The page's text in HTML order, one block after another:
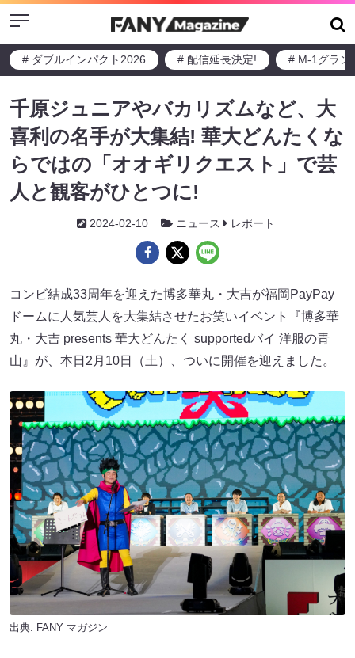
Menu
# ダブルインパクト2026 # 配信延長決定! # M-1グラン
千原ジュニアやバカリズムなど、大
喜利の名手が大集結! 華大どんたくな
らではの「オオギリクエスト」で芸
人と観客がひとつに!
2024-02-10 ニュース レポート
コンビ結成33周年を迎えた博多華丸・大吉が福岡PayPay
ドームに人気芸人を大集結させたお笑いイベント『博多華
丸・大吉 presents 華大どんたく supportedバイ 洋服の青
山』が、本日2月10日（土）、ついに開催を迎えました。
出典: FANY マガジン